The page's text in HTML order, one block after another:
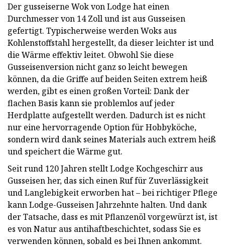
Der gusseiserne Wok von Lodge hat einen
Durchmesser von 14 Zoll und ist aus Gusseisen
gefertigt. Typischerweise werden Woks aus
Kohlenstoffstahl hergestellt, da dieser leichter ist und
die Wärme effektiv leitet. Obwohl Sie diese
Gusseisenversion nicht ganz so leicht bewegen
können, da die Griffe auf beiden Seiten extrem heiß
werden, gibt es einen großen Vorteil: Dank der
flachen Basis kann sie problemlos auf jeder
Herdplatte aufgestellt werden. Dadurch ist es nicht
nur eine hervorragende Option für Hobbyköche,
sondern wird dank seines Materials auch extrem heiß
und speichert die Wärme gut.
Seit rund 120 Jahren stellt Lodge Kochgeschirr aus
Gusseisen her, das sich einen Ruf für Zuverlässigkeit
und Langlebigkeit erworben hat – bei richtiger Pflege
kann Lodge-Gusseisen Jahrzehnte halten. Und dank
der Tatsache, dass es mit Pflanzenöl vorgewürzt ist, ist
es von Natur aus antihaftbeschichtet, sodass Sie es
verwenden können, sobald es bei Ihnen ankommt.